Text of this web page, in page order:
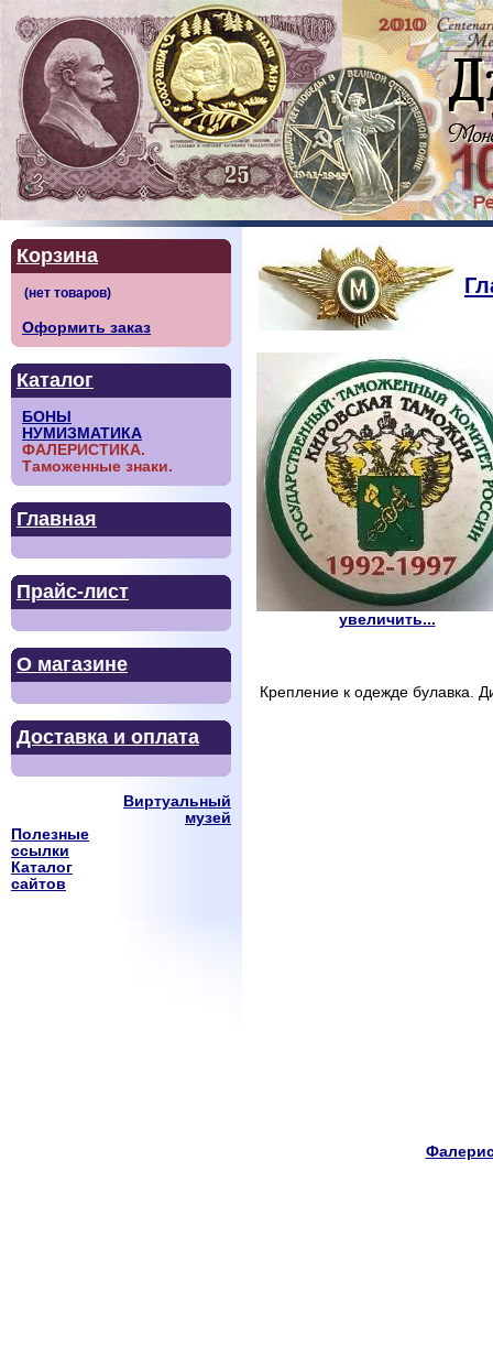
Корзина
Оформить заказ
Каталог
БОНЫ
НУМИЗМАТИКА
ФАЛЕРИСТИКА.
Таможенные знаки.
Главная
Прайс-лист
О магазине
Доставка и оплата
Виртуальный
музей
Полезные
ссылки
Каталог
сайтов
увеличить...
Крепление к одежде булавка.